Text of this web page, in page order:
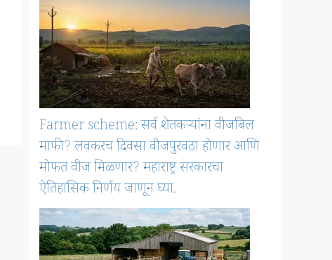
Farmer scheme: सर्व शेतकऱ्यांना वीजबिल
माफी? लवकरच दिवसा वीजपुरवठा होणार आणि
मोफत वीज मिळणार? महाराष्ट्र सरकारचा
ऐतिहासिक निर्णय जाणून घ्या.